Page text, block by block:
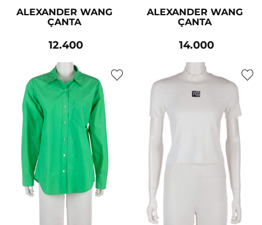
ALEXANDER WANG
ÇANTA
12.400
ALEXANDER WANG
ÇANTA
14.000